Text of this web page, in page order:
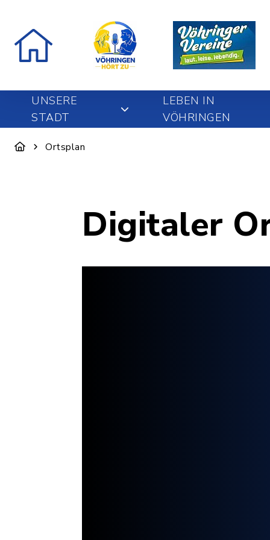
UNSERE
STADT
LEBEN IN
VÖHRINGEN
Ortsplan
Digitaler